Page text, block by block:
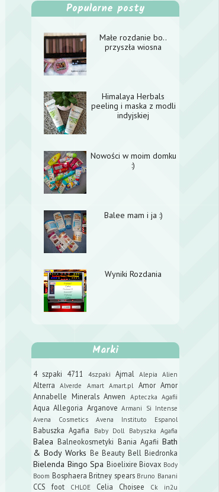
Popularne posty
Małe rozdanie bo..
przyszła wiosna
Himalaya Herbals
peeling i maska z modli
indyjskiej
Nowości w moim domku
:)
Balee mam i ja :)
Wyniki Rozdania
Marki
4 szpaki 4711 4szpaki Ajmal Alepia Alien
Alterra Alverde Amart Amart.pl
Amor Amor
Annabelle Minerals Anwen Apteczka Agafii
Aqua Allegoria Arganove Armani Si Intense
Avena Cosmetics
Avena Instituto Espanol
Babuszka Agafia Baby Doll Babyszka Agafia
Balea Balneokosmetyki Bania Agafii Bath
& Body Works Be Beauty Bell Biedronka
Bielenda Bingo Spa Bioelixire Biovax Body
Boom Bosphaera Britney spears Bruno Banani
CCS foot CHLOE Celia Choisee Ck in2u